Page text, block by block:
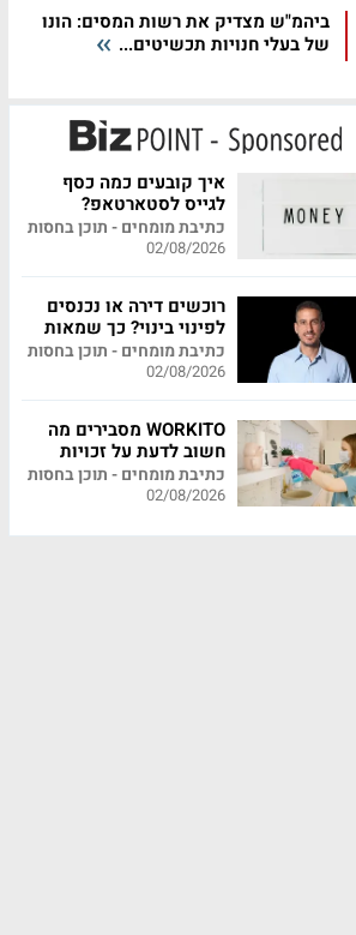
ביהמ"ש מצדיק את רשות המסים: הונו
של בעלי חנויות תכשיטים...
איך קובעים כמה כסף
לגייס לסטארטאפ?
כתיבת מומחים - תוכן בחסות
02/08/2026
רוכשים דירה או נכנסים
לפינוי בינוי? כך שמאות
מקצועית יכולה לחסוך
לכם מאות אלפי שקלים
כתיבת מומחים - תוכן בחסות
02/08/2026
WORKITO מסבירים מה
חשוב לדעת על זכויות
עובדי משק בית
כתיבת מומחים - תוכן בחסות
02/08/2026